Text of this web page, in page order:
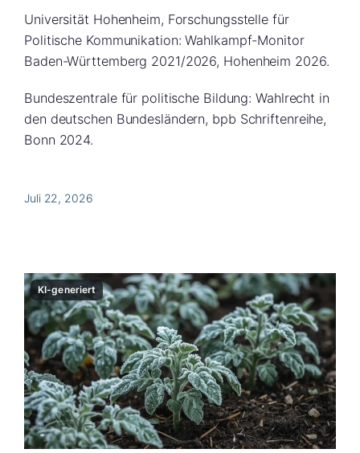
Universität Hohenheim, Forschungsstelle für
Politische Kommunikation: Wahlkampf-Monitor
Baden-Württemberg 2021/2026, Hohenheim 2026.
Bundeszentrale für politische Bildung: Wahlrecht in
den deutschen Bundesländern, bpb Schriftenreihe,
Bonn 2024.
Juli 22, 2026
KI-generiert